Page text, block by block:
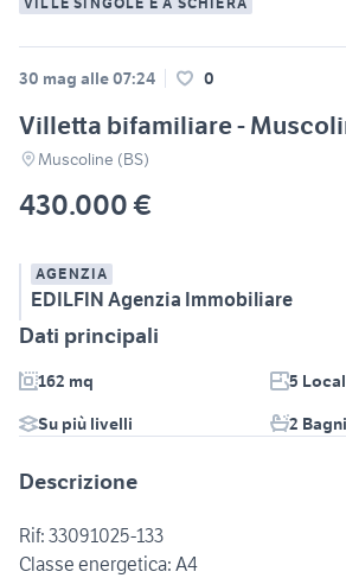
30 mag alle 07:24 0
Villetta bifamiliare -
Muscoline (BS)
430.000 €
AGENZIA
EDILFIN Agenzia Immobiliare
Dati principali
162 mq
5
Su più livelli
2 Bagni
Descrizione
Rif: 33091025-133
Classe energetica: A4